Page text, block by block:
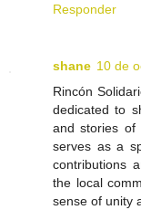
Responder
shane 10 de
Rincón
dedicated to
and stories of
serves as a
contributions
the local
sense of unity